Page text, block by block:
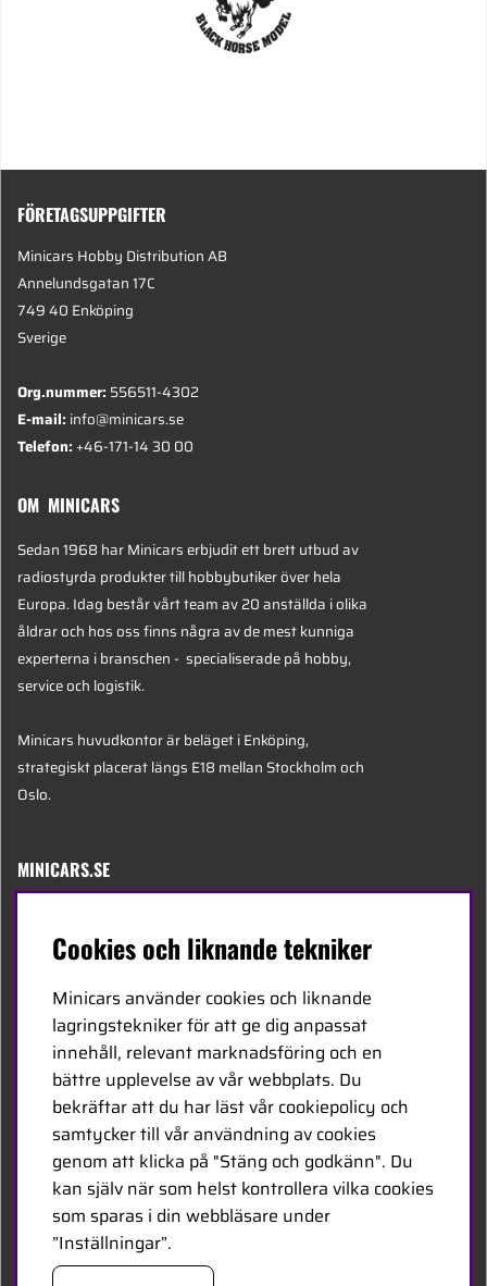
FÖRETAGSUPPGIFTER
Minicars Hobby Distribution AB
Annelundsgatan 17C
749 40 Enköping
Sverige
Org.nummer:556511-4302
E-mail:info@minicars.se
Telefon:+46-171-14 30 00
OM MINICARS
Sedan 1968 har Minicars erbjudit ett brett utbud av
radiostyrda produkter till hobbybutiker över hela
Europa. Idag består vårt team av 20 anställda i olika
åldrar och hos oss finns några av de mest kunniga
experterna i branschen - specialiserade på hobby,
service och logistik.
Minicars huvudkontor är beläget i Enköping,
strategiskt placerat längs E18 mellan Stockholm och
Oslo.
MINICARS.SE
Bli återförsäljare
Bli leverantör
Jobba hos oss
FÖLJ OSS
Facebook
HANDLA TRYGGT
Cookies och liknande tekniker
Minicars använder cookies och liknande
lagringstekniker för att ge dig anpassat
innehåll, relevant marknadsföring och en
bättre upplevelse av vår webbplats. Du
bekräftar att du har läst vår cookiepolicy och
samtycker till vår användning av cookies
genom att klicka på "Stäng och godkänn". Du
kan själv när som helst kontrollera vilka cookies
som sparas i din webbläsare under
”Inställningar”.